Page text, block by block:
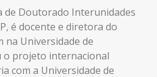
de Doutorado Interunidades
é docente e diretora do
na Universidade de
o projeto internacional
com a Universidade de